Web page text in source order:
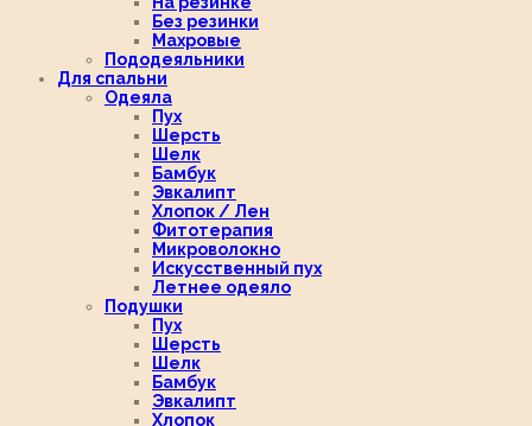
Без резинки
Махровые
Пододеяльники
Для спальни
Одеяла
Пух
Шерсть
Шелк
Бамбук
Эвкалипт
Хлопок / Лен
Фитотерапия
Микроволокно
Искусственный пух
Летнее одеяло
Подушки
Пух
Шерсть
Шелк
Бамбук
Эвкалипт
Хлопок